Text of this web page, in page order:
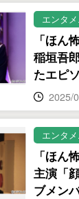
エンタ
「ほん
稲垣吾
たエピ
2025/
エンタ
「ほ
主演「
ブメン